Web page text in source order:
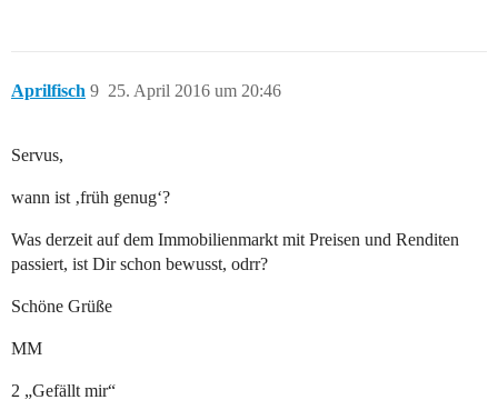
Aprilfisch 25. April 2016 um 20:46
9
Servus,
wann ist ‚früh genug‘?
Was derzeit auf dem Immobilienmarkt mit Preisen und Renditen
passiert, ist Dir schon bewusst, odrr?
Schöne Grüße
MM
2 „Gefällt mir“